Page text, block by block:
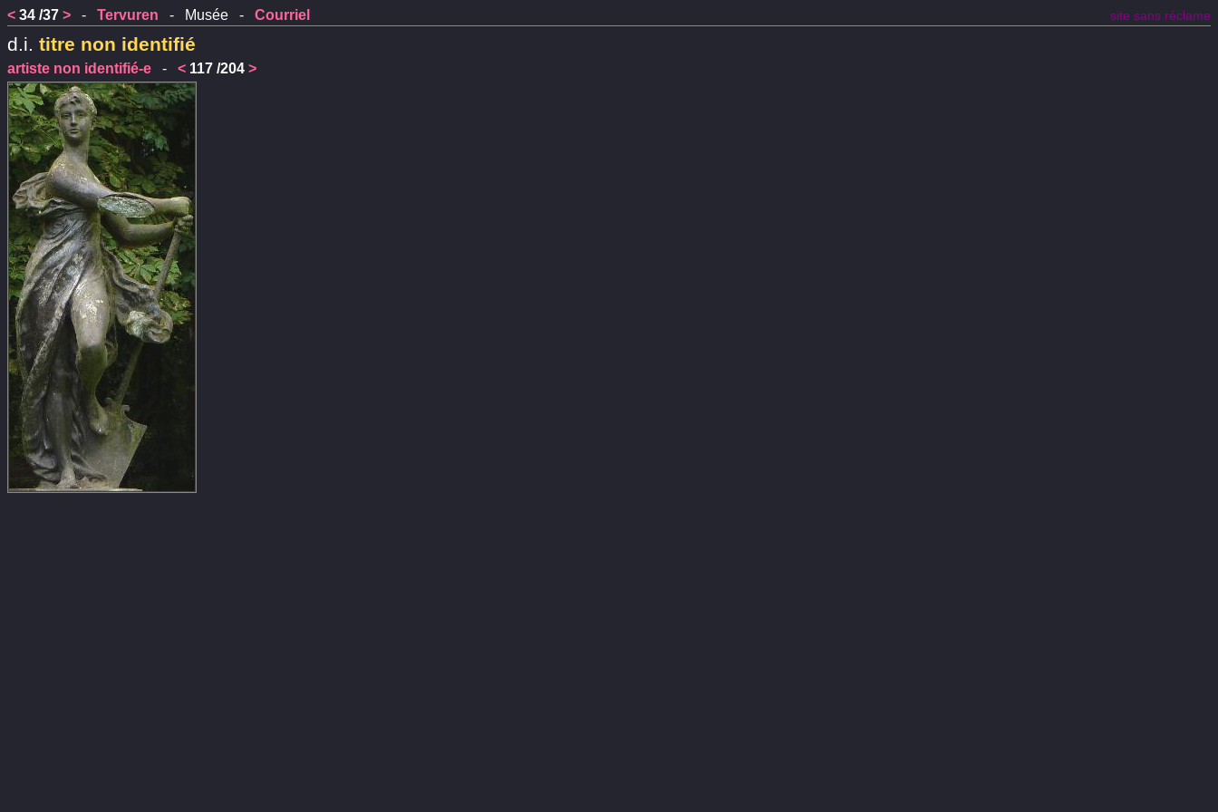
site sans réclame
< 34 /37 > - Tervuren - Musée - Courriel
d.i. titre non identifié
artiste non identifié-e - < 117 /204 >